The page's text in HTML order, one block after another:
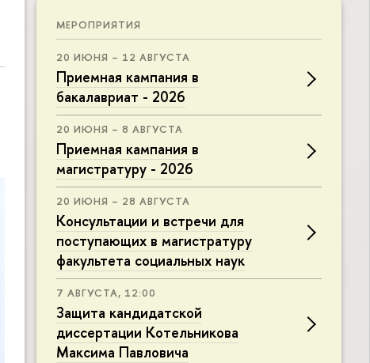
МЕРОПРИЯТИЯ
20 ИЮНЯ – 12 АВГУСТА
Приемная кампания в
бакалавриат - 2026
20 ИЮНЯ – 8 АВГУСТА
Приемная кампания в
магистратуру - 2026
20 ИЮНЯ – 28 АВГУСТА
Консультации и встречи для
поступающих в магистратуру
факультета социальных наук
7 АВГУСТА, 12:00
Защита кандидатской
диссертации Котельникова
Максима Павловича